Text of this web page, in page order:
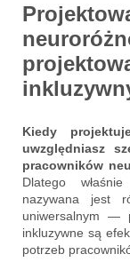
Kiedy
uwzględniasz
pracowników
Dlatego
nazywana jest
uniwersalnym —
inkluzywne są
potrzeb